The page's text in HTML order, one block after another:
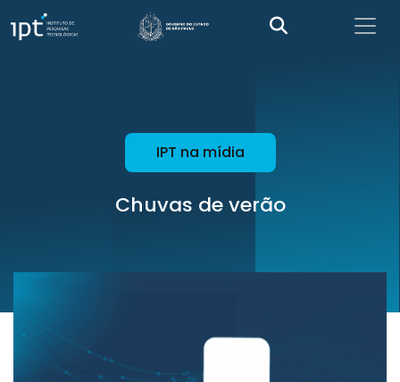
IPT na mídia
Chuvas de verão